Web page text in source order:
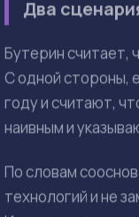
Текущая
Предложен
Инициатива
«Мировое